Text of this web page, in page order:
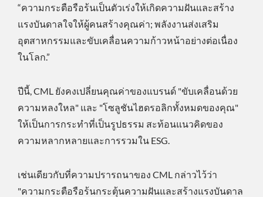
“ความกระตือรือร้นเป็นตัวเร่งให้เกิดความฝันและสร้าง
แรงบันดาลใจให้ผู้คนสร้างคุณค่า; พลังงานส่งเสริม
อุตสาหกรรมและขับเคลื่อนความก้าวหน้าอย่างต่อเนื่อง
ในโลก.”
ปีนี้, CML ยังคงเปลี่ยนคุณค่าของแบรนด์ "ขับเคลื่อนด้วย
ความหลงใหล" และ "โซลูชันไฮดรอลิกทั้งหมดของคุณ"
ให้เป็นการกระทำที่เป็นรูปธรรม สะท้อนแนวคิดของ
ความหลากหลายและการรวมใน ESG.
เช่นเดียวกับที่ความปรารถนาของ CML กล่าวไว้ว่า
"ความกระตือรือร้นกระตุ้นความฝันและสร้างแรงบันดาล